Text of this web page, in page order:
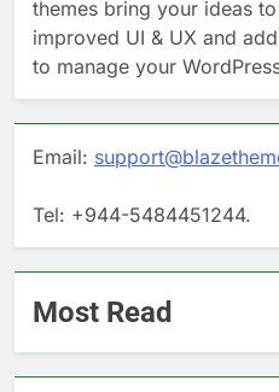
themes bring your ideas
improved UI & UX and
to manage your
Email:
Tel: +944-5484451244.
Most Read